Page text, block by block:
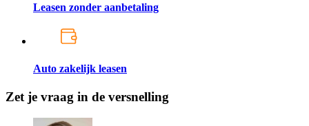
Leasen zonder aanbetaling
Auto zakelijk leasen
Zet je vraag in de versnelling